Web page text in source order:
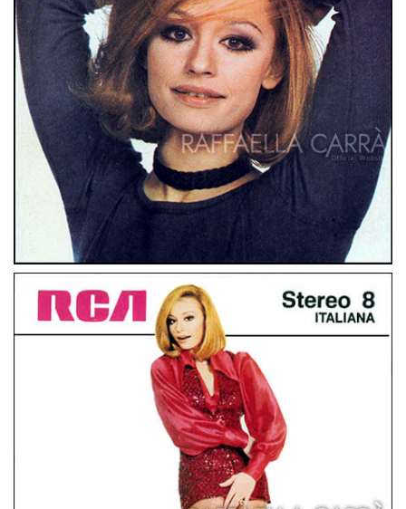
STEREO 8 ITALIA
RAFFAELLA